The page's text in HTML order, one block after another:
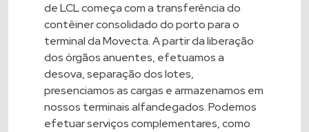
de LCL começa com a transferência do
contêiner consolidado do porto para o
terminal da Movecta. A partir da liberação
dos órgãos anuentes, efetuamos a
desova, separação dos lotes,
presenciamos as cargas e armazenamos em
nossos terminais alfandegados. Podemos
efetuar serviços complementares, como